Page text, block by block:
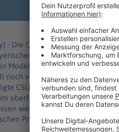
- Die CSU-Pläne für einen
Kommunen oder
Modellregionen, in denen
noch vor den
CSU-Fraktionschef Klaus
oberfränkischen Kloster Banz
werden, so dass die
Presse-Agentur.